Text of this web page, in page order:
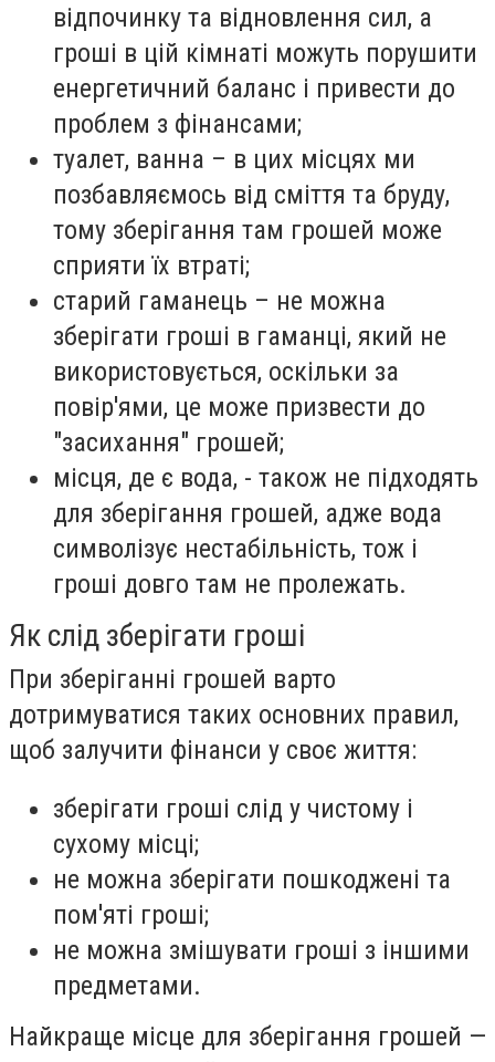
відпочинку та відновлення сил, а
гроші в цій кімнаті можуть порушити
енергетичний баланс і привести до
проблем з фінансами;
туалет, ванна – в цих місцях ми
позбавляємось від сміття та бруду,
тому зберігання там грошей може
сприяти їх втраті;
старий гаманець – не можна
зберігати гроші в гаманці, який не
використовується, оскільки за
повір'ями, це може призвести до
"засихання" грошей;
місця, де є вода, - також не підходять
для зберігання грошей, адже вода
символізує нестабільність, тож і
гроші довго там не пролежать.
Як слід зберігати гроші
При зберіганні грошей варто
дотримуватися таких основних правил,
щоб залучити фінанси у своє життя:
зберігати гроші слід у чистому і
сухому місці;
не можна зберігати пошкоджені та
пом'яті гроші;
не можна змішувати гроші з іншими
предметами.
Найкраще місце для зберігання грошей —